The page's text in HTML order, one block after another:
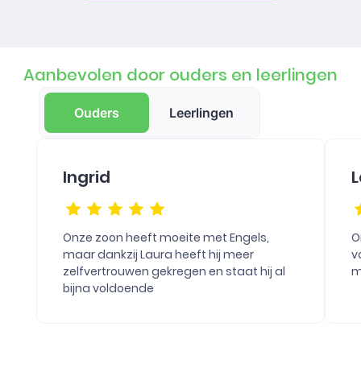
Aanbevolen door ouders en leerlingen
Ouders Leerlingen
Ingrid
Onze zoon heeft moeite met Engels,
maar dankzij Laura heeft hij meer
zelfvertrouwen gekregen en staat hij al
bijna voldoende